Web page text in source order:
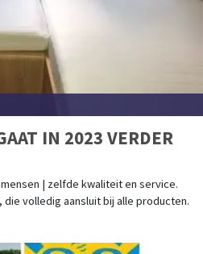
IN 2023 VERDER
| zelfde kwaliteit en service.
die volledig aansluit bij alle producten.